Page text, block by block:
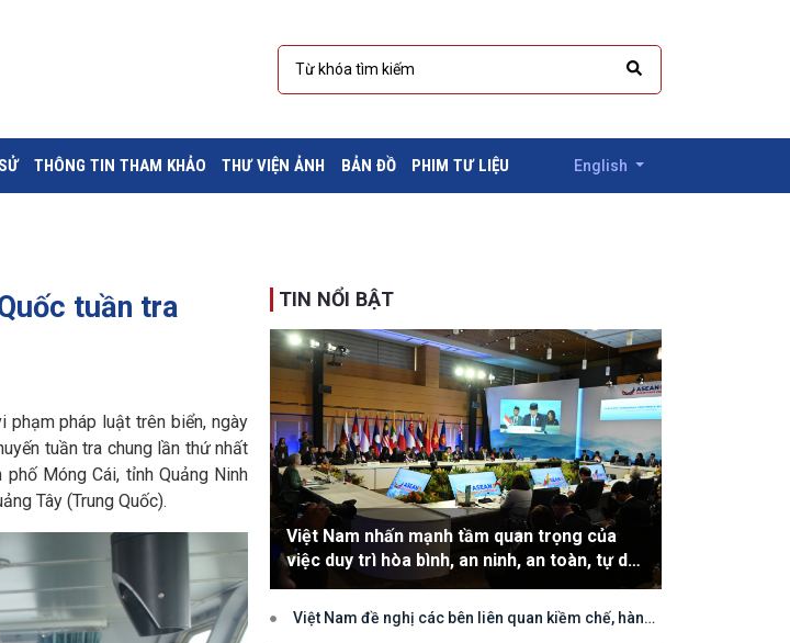
THÔNG TIN THAM KHẢO THƯ VIỆN ẢNH BẢN ĐỒ PHIM TƯ LIỆU English
tuần tra
phạm pháp luật trên biển, ngày
tuần tra chung lần thứ nhất
Móng Cái, tỉnh Quảng Ninh
Tây (Trung Quốc).
TIN NỔI BẬT
Việt Nam nhấn mạnh tầm quan trọng của
việc duy trì hòa bình, an ninh, an toàn, tự do
hàng hải và hàng không
Việt Nam đề nghị các bên liên quan kiềm chế, hành